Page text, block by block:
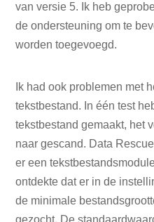
van versie 5. Ik heb
de ondersteuning om te
worden toegevoegd.
Ik had ook problemen met
tekstbestand. In één test
tekstbestand gemaakt, het
naar gescand. Data
er een
ontdekte dat er in de
de minimale